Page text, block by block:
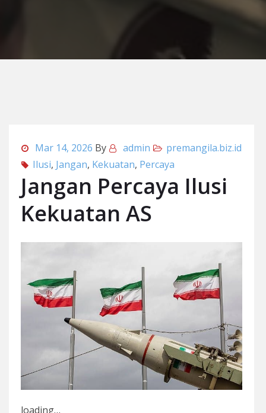
Mar 14, 2026 By admin
premangila.biz.id
Ilusi, Jangan, Kekuatan, Percaya
Jangan Percaya Ilusi
Kekuatan AS
loading…